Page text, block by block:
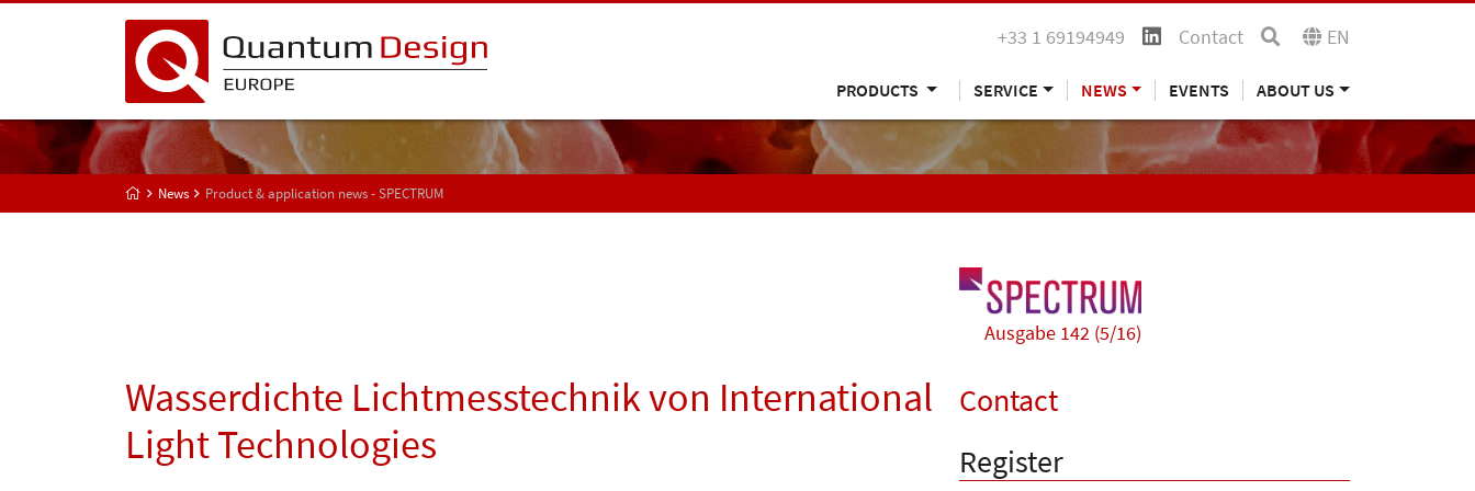
+33 1 69194949 Contact EN
PRODUCTS SERVICE NEWS EVENTS ABOUT US
News Product & application news - SPECTRUM
Ausgabe 142 (5/16)
Wasserdichte Lichtmesstechnik von International
Light Technologies
Contact
Register